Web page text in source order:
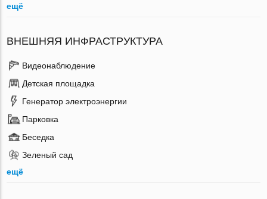
ещё
ВНЕШНЯЯ ИНФРАСТРУКТУРА
Видеонаблюдение
Детская площадка
Генератор электроэнергии
Парковка
Беседка
Зеленый сад
ещё